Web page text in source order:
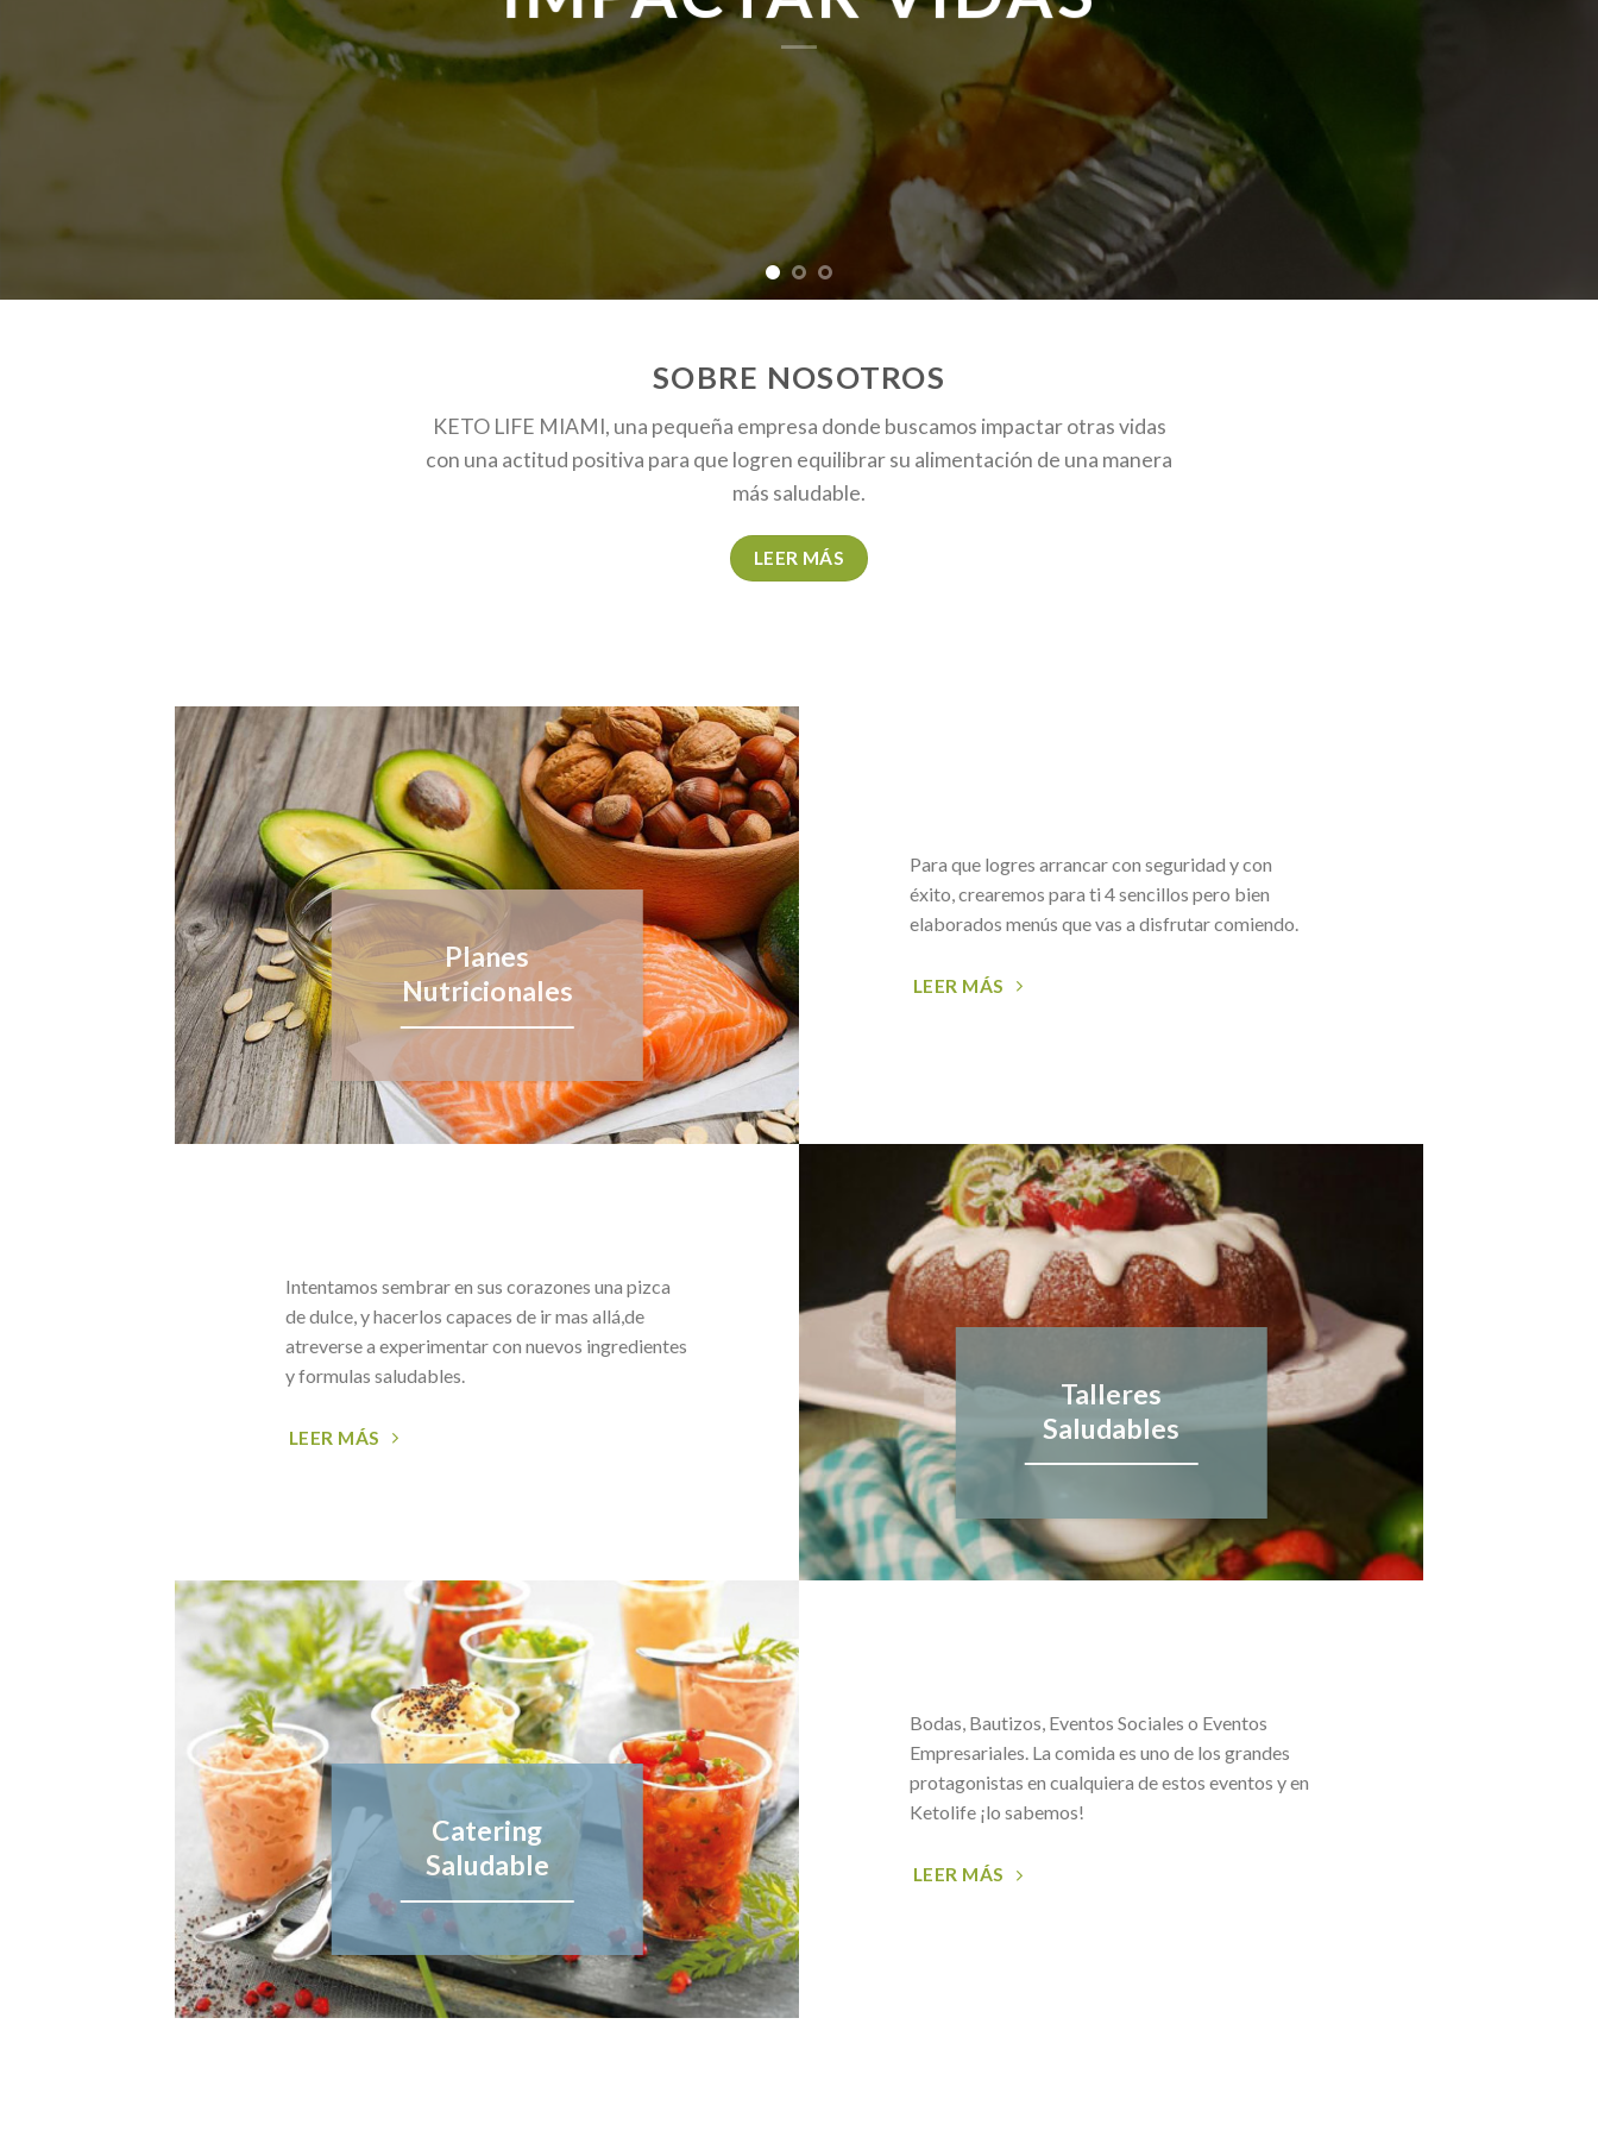
SOBRE NOSOTROS
KETO LIFE MIAMI, una pequeña empresa donde buscamos impactar otras vidas
con una actitud positiva para que logren equilibrar su alimentación de una manera
más saludable.
LEER MÁS
Planes
Nutricionales
Para que logres arrancar con seguridad y con
éxito, crearemos para ti 4 sencillos pero bien
elaborados menús que vas a disfrutar comiendo.
LEER MÁS
Intentamos sembrar en sus corazones una pizca
de dulce, y hacerlos capaces de ir mas allá,de
atreverse a experimentar con nuevos ingredientes
y formulas saludables.
LEER MÁS
Talleres
Saludables
Catering
Saludable
Bodas, Bautizos, Eventos Sociales o Eventos
Empresariales. La comida es uno de los grandes
protagonistas en cualquiera de estos eventos y en
Ketolife ¡lo sabemos!
LEER MÁS